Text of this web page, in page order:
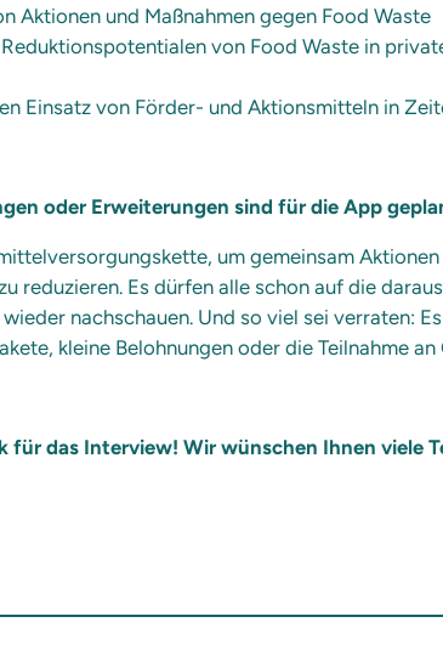
Aktionen und Maßnahmen gegen Food Waste
von Food Waste in
Einsatz von Förder- und Aktionsmitteln in
oder Erweiterungen sind für die App
um gemeinsam
reduzieren. Es dürfen alle schon auf die
nachschauen. Und so viel sei verraten:
kleine Belohnungen oder die Teilnahme
für das Interview! Wir wünschen Ihnen viele